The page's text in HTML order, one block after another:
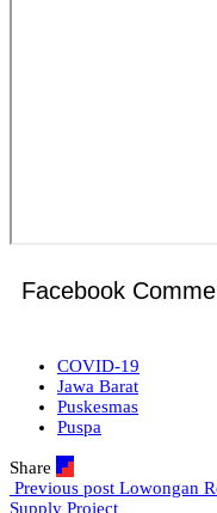
Facebook
COVID-19
Jawa Barat
Puskesmas
Puspa
Share
Previous post Lowongan
Supply Project